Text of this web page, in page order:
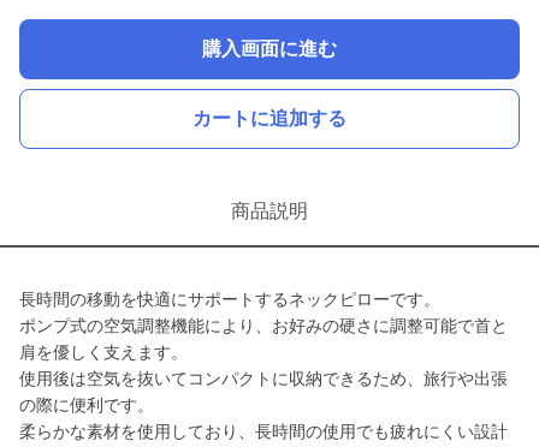
購入画面に進む
カートに追加する
商品説明
長時間の移動を快適にサポートするネックピローです。
ポンプ式の空気調整機能により、お好みの硬さに調整可能で首と
肩を優しく支えます。
使用後は空気を抜いてコンパクトに収納できるため、旅行や出張
の際に便利です。
柔らかな素材を使用しており、長時間の使用でも疲れにくい設計